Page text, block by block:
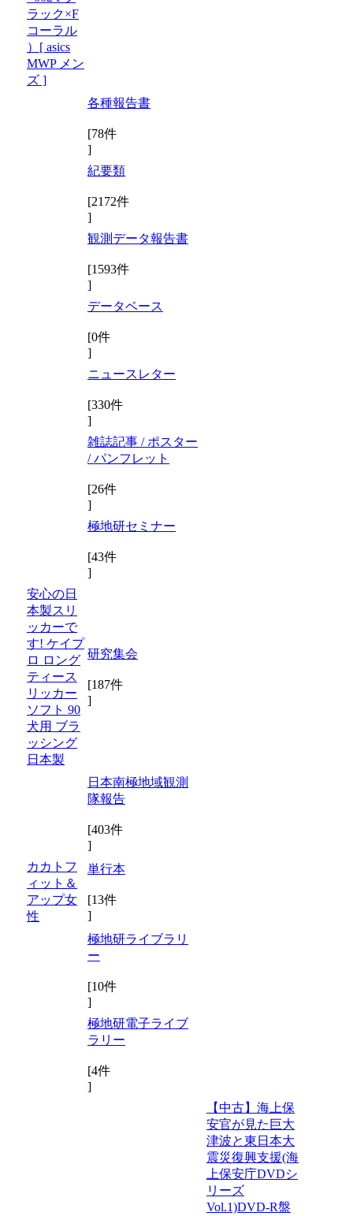
ラック×F
コーラル
）[ asics
MWP メン
ズ ]
各種報告書
[78件
]
紀要類
[2172件
]
観測データ報告書
[1593件
]
データベース
[0件
]
ニュースレター
[330件
]
雑誌記事 / ポスター
/ パンフレット
[26件
]
極地研セミナー
[43件
]
安心の日
本製スリ
ッカーで
す! ケイプ
ロ ロング
ティース
リッカー
ソフト 90
犬用 ブラ
ッシング
日本製
研究集会
[187件
]
日本南極地域観測
隊報告
[403件
]
カカトフ
ィット＆
アップ女
性
単行本
[13件
]
極地研ライブラリ
ー
[10件
]
極地研電子ライブ
ラリー
[4件
]
【中古】海上保
安官が見た巨大
津波と東日本大
震災復興支援(海
上保安庁DVDシ
リーズ
Vol.1)DVD-R盤